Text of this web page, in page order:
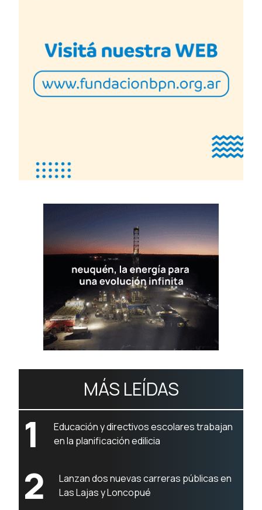
MÁS LEÍDAS
1
Educación y directivos escolares trabajan
en la planificación edilicia
2
Lanzan dos nuevas carreras públicas en
Las Lajas y Loncopué